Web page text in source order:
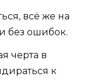
всё же на
без ошибок.
черта в
к